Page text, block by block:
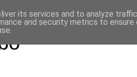
its services and to analyze
and security metrics to